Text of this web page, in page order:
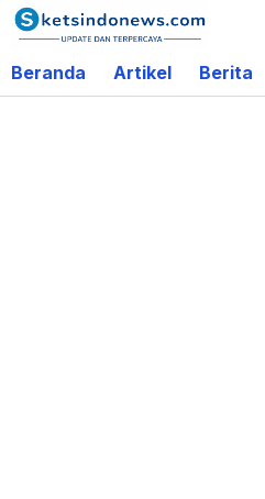
Lewati
ke
konten
Beranda Artikel Berita